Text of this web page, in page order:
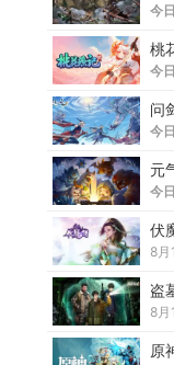
今日
桃
今日
问
今日
元
今日
伏
8月
盗
8月
原